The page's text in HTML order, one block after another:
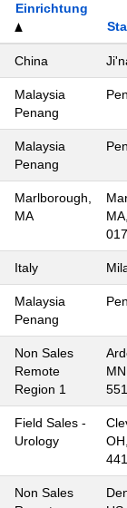
Einrichtung
China
Malaysia
Penang
Malaysia
Penang
Marlborough,
MA
Italy
Malaysia
Penang
Non Sales
Remote
Region 1
Field Sales -
Urology
Non Sales